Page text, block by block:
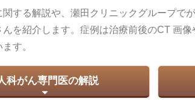
する解説や、瀬田クリニックグループで
を紹介します。症例は治療前後のCT 画
す。
科がん専門医の解説